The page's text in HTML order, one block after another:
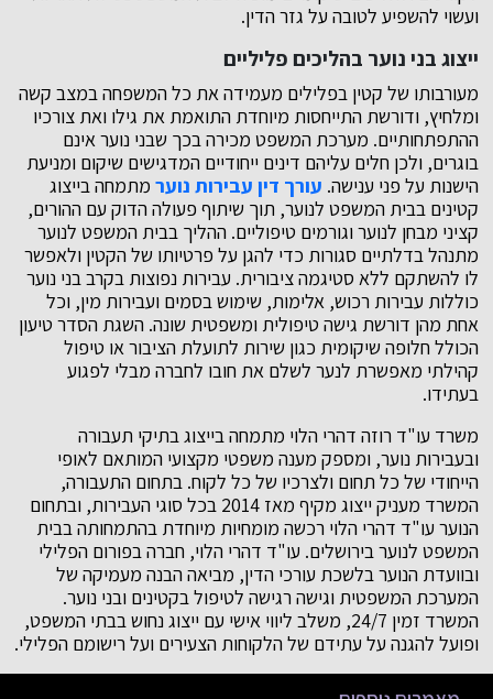
ועשוי להשפיע לטובה על גזר הדין.
ייצוג בני נוער בהליכים פליליים
מעורבותו של קטין בפלילים מעמידה את כל המשפחה במצב קשה
ומלחיץ, ודורשת התייחסות מיוחדת התואמת את גילו ואת צורכיו
ההתפתחותיים. מערכת המשפט מכירה בכך שבני נוער אינם
בוגרים, ולכן חלים עליהם דינים ייחודיים המדגישים שיקום ומניעת
הישנות על פני ענישה. עורך דין עבירות נוערמתמחה בייצוג
קטינים בבית המשפט לנוער, תוך שיתוף פעולה הדוק עם ההורים,
קציני מבחן לנוער וגורמים טיפוליים. ההליך בבית המשפט לנוער
מתנהל בדלתיים סגורות כדי להגן על פרטיותו של הקטין ולאפשר
לו להשתקם ללא סטיגמה ציבורית. עבירות נפוצות בקרב בני נוער
כוללות עבירות רכוש, אלימות, שימוש בסמים ועבירות מין, וכל
אחת מהן דורשת גישה טיפולית ומשפטית שונה. השגת הסדר טיעון
הכולל חלופה שיקומית כגון שירות לתועלת הציבור או טיפול
קהילתי מאפשרת לנער לשלם את חובו לחברה מבלי לפגוע
בעתידו.
משרד עו"ד רוזה דהרי הלוי מתמחה בייצוג בתיקי תעבורה
ובעבירות נוער, ומספק מענה משפטי מקצועי המותאם לאופי
הייחודי של כל תחום ולצרכיו של כל לקוח. בתחום התעבורה,
המשרד מעניק ייצוג מקיף מאז 2014 בכל סוגי העבירות, ובתחום
הנוער עו"ד דהרי הלוי רכשה מומחיות מיוחדת בהתמחותה בבית
המשפט לנוער בירושלים. עו"ד דהרי הלוי, חברה בפורום הפלילי
ובוועדת הנוער בלשכת עורכי הדין, מביאה הבנה מעמיקה של
המערכת המשפטית וגישה רגישה לטיפול בקטינים ובני נוער.
המשרד זמין 24/7, משלב ליווי אישי עם ייצוג נחוש בבתי המשפט,
ופועל להגנה על עתידם של הלקוחות הצעירים ועל רישומם הפלילי.